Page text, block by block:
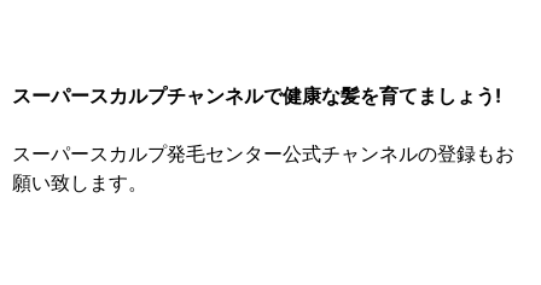
スーパースカルプチャンネルで健康な髪を育てましょう!
スーパースカルプ発毛センター公式チャンネルの登録もお
願い致します。